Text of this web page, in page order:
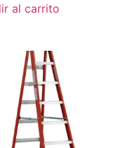
al carrito